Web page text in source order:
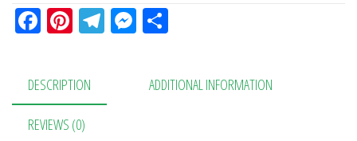
Fa
bo
ok
Pi
er
es
t
Te
a
M
se
n
ра
в
DESCRIPTION ADDITIONAL INFORMATION
REVIEWS (0)